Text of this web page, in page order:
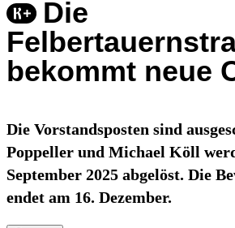
Die
bekommt neue
Die Vorstandsposten sind
Poppeller und Michael Köll
September 2025 abgelöst. Die
endet am 16. Dezember.